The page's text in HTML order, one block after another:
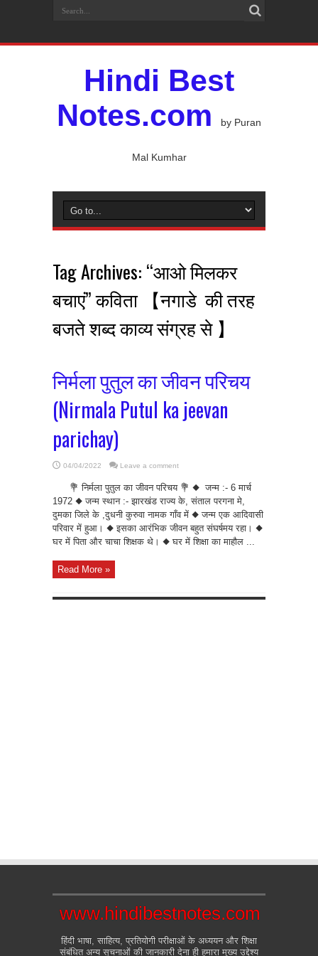
Hindi Best
Notes.com
by Puran
Mal Kumhar
Tag Archives: “आओ मिलकर
बचाएं” कविता 【नगाडे की तरह
बजते शब्द काव्य संग्रह से 】
निर्मला पुतुल का जीवन परिचय
(Nirmala Putul ka jeevan
parichay)
04/04/2022 Leave a comment
💐 निर्मला पुतुल का जीवन परिचय 💐 ◆ जन्म :- 6 मार्च
1972 ◆ जन्म स्थान :- झारखंड राज्य के, संताल परगना मे,
दुमका जिले के ,दुधनी कुरुवा नामक गाँव में ◆ जन्म एक आदिवासी
परिवार में हुआ। ◆ इसका आरंभिक जीवन बहुत संघर्षमय रहा। ◆
घर में पिता और चाचा शिक्षक थे। ◆ घर में शिक्षा का माहौल ...
Read More »
www.hindibestnotes.com
हिंदी भाषा, साहित्य, प्रतियोगी परीक्षाओं के अध्ययन और शिक्षा
संबंधित अन्य सूचनाओं की जानकारी देना ही हमारा मुख्य उद्देश्य